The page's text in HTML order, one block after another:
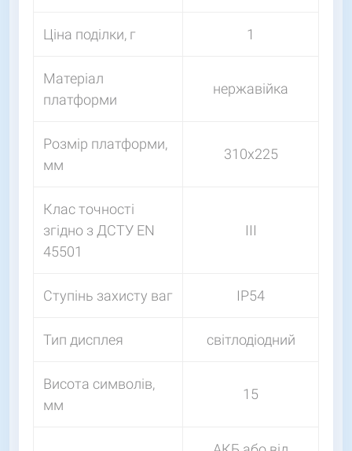
Ціна поділки, г 1
Матеріал
платформи
нержавійка
Розмір платформи,
мм
310х225
Клас точності
згідно з ДСТУ EN
45501
III
Ступінь захисту ваг IP54
Тип дисплея світлодіодний
Висота символів,
мм
15